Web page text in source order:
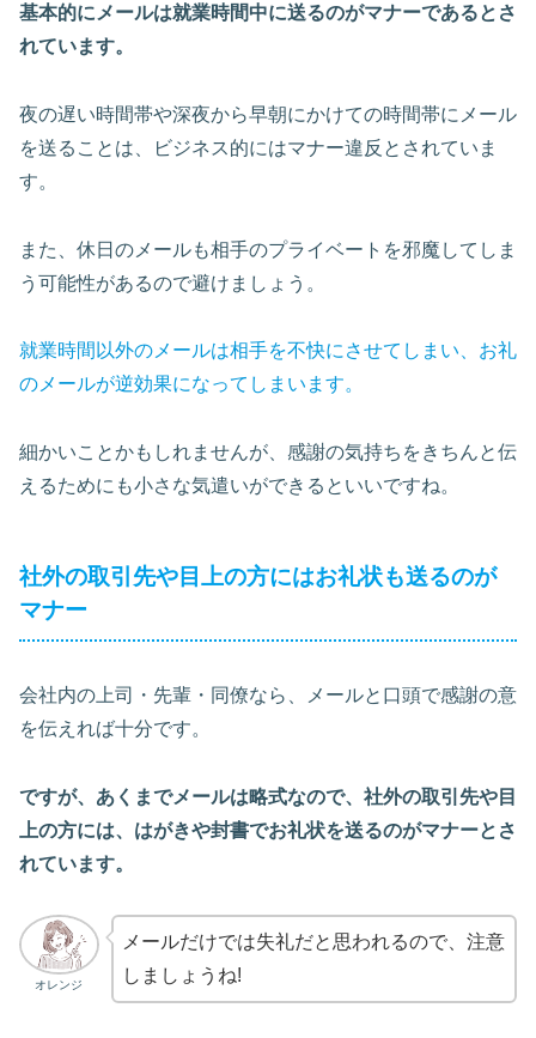
基本的にメールは就業時間中に送るのがマナーであるとさ
れています。
夜の遅い時間帯や深夜から早朝にかけての時間帯にメール
を送ることは、ビジネス的にはマナー違反とされていま
す。
また、休日のメールも相手のプライベートを邪魔してしま
う可能性があるので避けましょう。
就業時間以外のメールは相手を不快にさせてしまい、お礼
のメールが逆効果になってしまいます。
細かいことかもしれませんが、感謝の気持ちをきちんと伝
えるためにも小さな気遣いができるといいですね。
社外の取引先や目上の方にはお礼状も送るのが
マナー
会社内の上司・先輩・同僚なら、メールと口頭で感謝の意
を伝えれば十分です。
ですが、あくまでメールは略式なので、社外の取引先や目
上の方には、はがきや封書でお礼状を送るのがマナーとさ
れています。
オレンジ
メールだけでは失礼だと思われるので、注意
しましょうね!